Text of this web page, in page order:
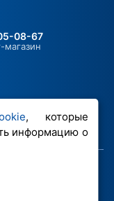
, которые
информацию о
08-67
магазин